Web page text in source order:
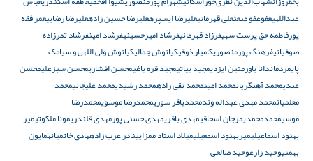
عبداللهیعفوعفو مبعثعلی قهرمانیعلیرضا ایسپرهعلیرضا حسین زادهعلیرضا رضاییعمر فقه
پورفاطمه حق پرست سهیفرزاد قهرمانیفرشاد امیرحسینیفرشاد امینفرشاد تمرزاده
صوفیانیفرهنگ پورمنصوریکامیار ذوقیکیانوش جمالیکیانوش ولی اللهی و سیامک
پایمردماندانا یاورمتین ایزدیمجید بیاتیمجید قره باغیمحسن افشاریمحسن سبزعلیمحسن
عبدیمحمد آهنگریانمحمد امینمحمد تقی زادهمحمد رشیدیمحمد علیجانیمحمد
معلمیانمحمد مهدی عبداله وندمحمدباقر سوریمحمدرضا موسویمحمدرضا
موسیمحمدمحمدیمرجان اسحاقیمهدی باقریمهدی حسنی پورمهدی قلندریمونا ملکوتیمیر
بهنود اسماعیلیمیربهنود اسمعیلیمیلاد استاد ممزایینادر عرب زادههادی خاتمیانهمایون
بهمنیوحید زارعوحید صالحی